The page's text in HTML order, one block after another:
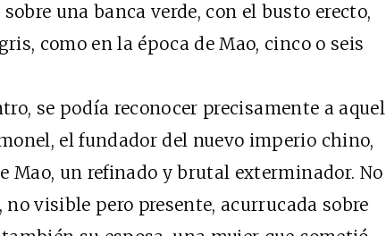
una banca verde, con el busto erecto,
como en la época de Mao, cinco o seis
se podía reconocer precisamente a aquel
el fundador del nuevo imperio chino,
Mao, un refinado y brutal exterminador. No
no visible pero presente, acurrucada sobre
Cine desde los márgenes
SUSCRÍBETE